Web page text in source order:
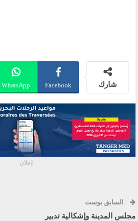
شارك Facebook
WhatsApp
إعلان
السابق بوست
مجلس المدينة وإشكالية تدبير